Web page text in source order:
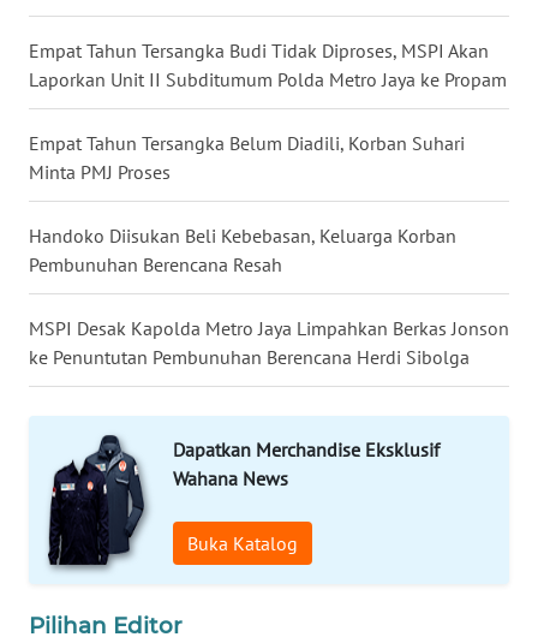
Empat Tahun Tersangka Budi Tidak Diproses, MSPI Akan
Laporkan Unit II Subditumum Polda Metro Jaya ke Propam
Empat Tahun Tersangka Belum Diadili, Korban Suhari
Minta PMJ Proses
Handoko Diisukan Beli Kebebasan, Keluarga Korban
Pembunuhan Berencana Resah
MSPI Desak Kapolda Metro Jaya Limpahkan Berkas Jonson
ke Penuntutan Pembunuhan Berencana Herdi Sibolga
Dapatkan Merchandise Eksklusif
Wahana News
Buka Katalog
Pilihan Editor
WN
MALUT
WN
DAIRI
WN
DANAU
TOBA
WN
NIAS
WN
LANGKAT
WN
TAPANULI